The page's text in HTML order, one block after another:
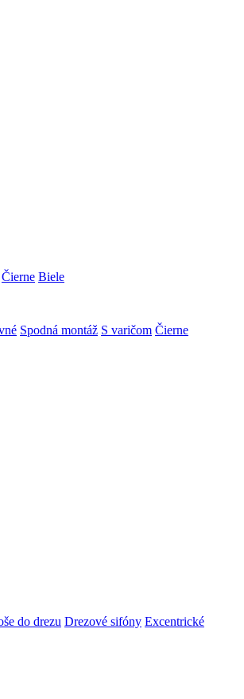
Čierne Biele
Spodná montáž S varičom Čierne
do drezu Drezové sifóny Excentrické